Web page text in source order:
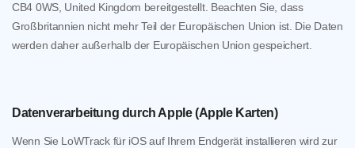
CB4 0WS, United Kingdom bereitgestellt. Beachten Sie, dass
Großbritannien nicht mehr Teil der Europäischen Union ist. Die Daten
werden daher außerhalb der Europäischen Union gespeichert.
Datenverarbeitung durch Apple (Apple Karten)
Wenn Sie LoWTrack für iOS auf Ihrem Endgerät installieren wird zur